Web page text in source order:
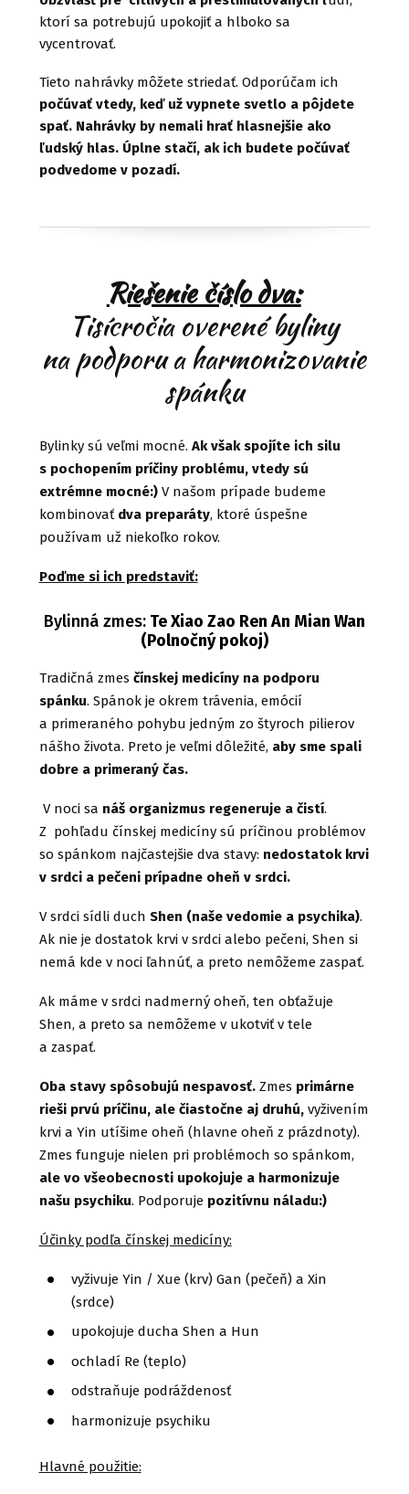
ktorí sa potrebujú upokojiť a hlboko sa
vycentrovať.
Tieto nahrávky môžete striedať. Odporúčam ich
počúvať vtedy, keď už vypnete svetlo a pôjdete
spať. Nahrávky by nemali hrať hlasnejšie ako
ľudský hlas. Úplne stačí, ak ich budete počúvať
podvedome v pozadí.
Riešenie číslo dva:
Tisícročia overené byliny
na podporu a harmonizovanie
spánku
Bylinky sú veľmi mocné. Ak však spojíte ich silu
s pochopením príčiny problému, vtedy sú
extrémne mocné:)V našom prípade budeme
kombinovať dva preparáty, ktoré úspešne
používam už niekoľko rokov.
Poďme si ich predstaviť:
Bylinná zmes:Te Xiao Zao Ren An Mian Wan
(Polnočný pokoj)
Tradičná zmes čínskej medicíny na podporu
spánku. Spánok je okrem trávenia, emócií
a primeraného pohybu jedným zo štyroch pilierov
nášho života. Preto je veľmi dôležité, aby sme spali
dobre a primeraný čas.
V noci sa náš organizmus regeneruje a čistí.
Z pohľadu čínskej medicíny sú príčinou problémov
so spánkom najčastejšie dva stavy: nedostatok krvi
v srdci a pečeni prípadne oheň v srdci.
V srdci sídli duch Shen (naše vedomie a psychika).
Ak nie je dostatok krvi v srdci alebo pečeni, Shen si
nemá kde v noci ľahnúť, a preto nemôžeme zaspať.
Ak máme v srdci nadmerný oheň, ten obťažuje
Shen, a preto sa nemôžeme v ukotviť v tele
a zaspať.
Oba stavy spôsobujú nespavosť.Zmes primárne
rieši prvú príčinu, ale čiastočne aj druhú,vyživením
krvi a Yin utíšime oheň (hlavne oheň z prázdnoty).
Zmes funguje nielen pri problémoch so spánkom,
ale vo všeobecnosti upokojuje a harmonizuje
našu psychiku. Podporuje pozitívnu náladu:)
Účinky podľa čínskej medicíny:
vyživuje Yin / Xue (krv) Gan (pečeň) a Xin
(srdce)
upokojuje ducha Shen a Hun
ochladí Re (teplo)
odstraňuje podráždenosť
harmonizuje psychiku
Hlavné použitie: